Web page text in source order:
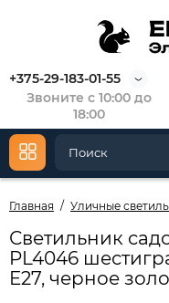
+375-29-183-01-55
Звоните с 10:00 до
18:00
Главная Уличные
Светильник
PL4046
E27, черное